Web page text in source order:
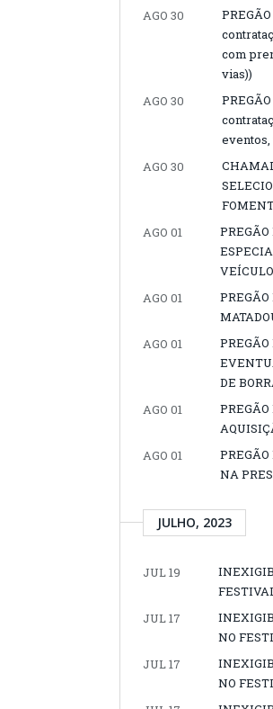
AGO 30
com
vias))
AGO 30
eventos,
AGO 30
AGO 01
AGO 01
AGO 01
DE
AGO 01
AGO 01
NA
JULHO, 2023
JUL 19
JUL 17
NO
JUL 17
NO